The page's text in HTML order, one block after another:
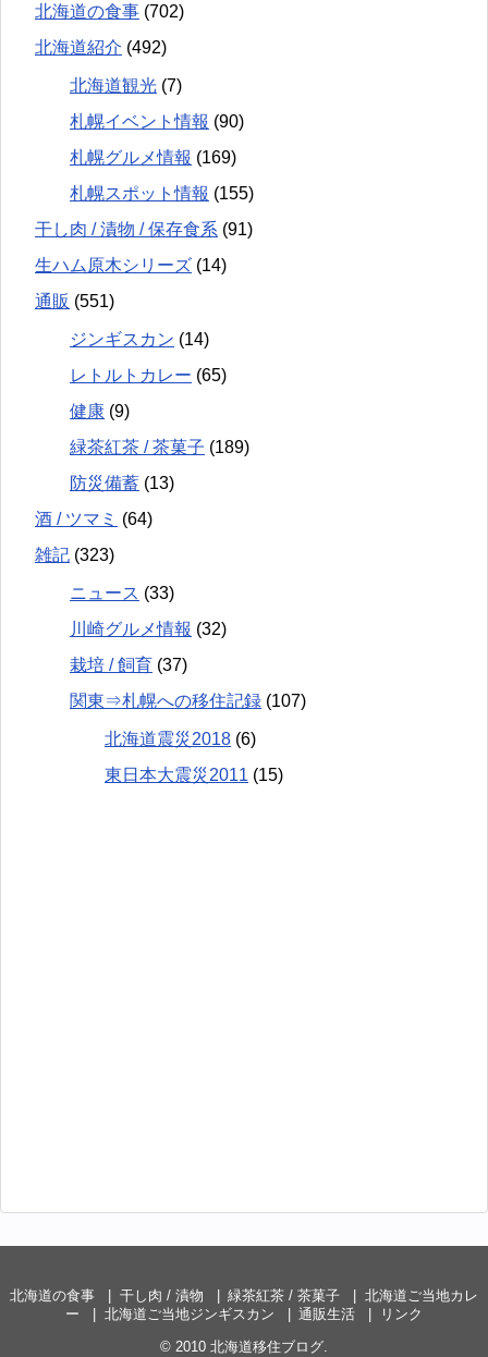
北海道の食事 (702)
北海道紹介 (492)
北海道観光 (7)
札幌イベント情報 (90)
札幌グルメ情報 (169)
札幌スポット情報 (155)
干し肉 / 漬物 / 保存食系 (91)
生ハム原木シリーズ (14)
通販 (551)
ジンギスカン (14)
レトルトカレー (65)
健康 (9)
緑茶紅茶 / 茶菓子 (189)
防災備蓄 (13)
酒 / ツマミ (64)
雑記 (323)
ニュース (33)
川崎グルメ情報 (32)
栽培 / 飼育 (37)
関東⇒札幌への移住記録 (107)
北海道震災2018 (6)
東日本大震災2011 (15)
北海道の食事 干し肉 / 漬物 緑茶紅茶 / 茶菓子
北海道ご当地カレ
ー
北海道ご当地ジンギスカン 通販生活
リンク
© 2010 北海道移住ブログ